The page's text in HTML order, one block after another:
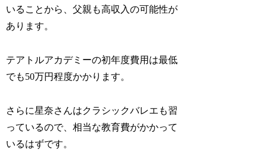
いることから、父親も高収入の可能性が
あります。
テアトルアカデミーの初年度費用は最低
でも50万円程度かかります。
さらに星奈さんはクラシックバレエも習
っているので、相当な教育費がかかって
いるはずです。